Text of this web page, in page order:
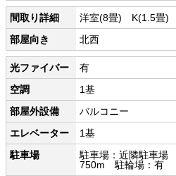
間取り詳細
洋室(8畳) K(1.5畳)
部屋向き
北西
光ファイバー
有
空調
1基
部屋外設備
バルコニー
エレベーター
1基
駐車場
駐車場：近隣駐車
750m 駐輪場：有